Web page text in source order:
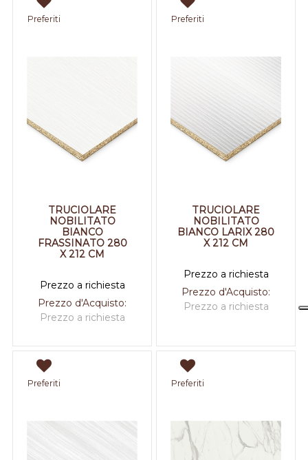
Preferiti
TRUCIOLARE
NOBILITATO
BIANCO
FRASSINATO 280
X 212 CM
Prezzo a richiesta
Prezzo d'Acquisto:
Prezzo a richiesta
Preferiti
TRUCIOLARE
NOBILITATO
BIANCO LARIX 280
X 212 CM
Prezzo a richiesta
Prezzo d'Acquisto:
Prezzo a richiesta
Preferiti Preferiti